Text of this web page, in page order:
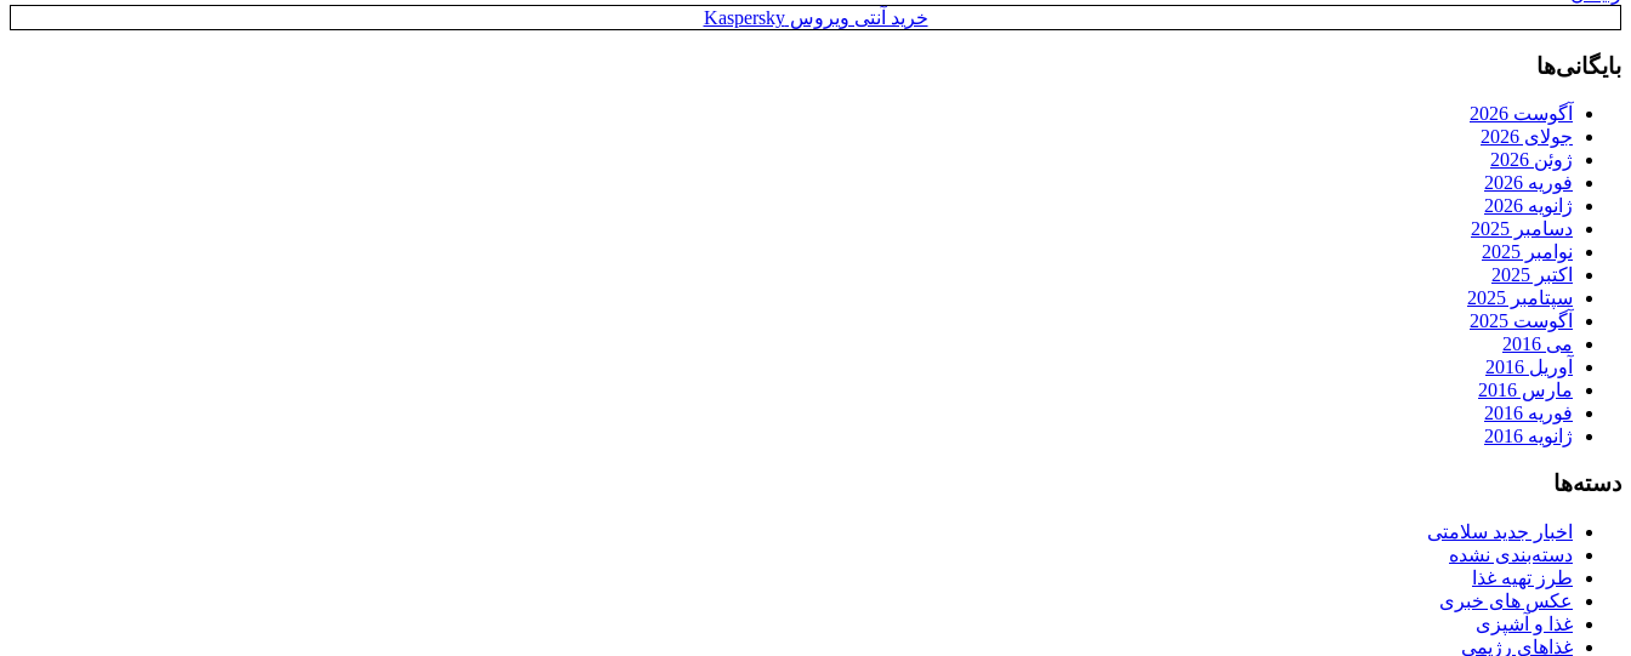
خرید آنتی ویروس Kaspersky
بایگانی‌ها
آگوست 2026
جولای 2026
ژوئن 2026
فوریه 2026
ژانویه 2026
دسامبر 2025
نوامبر 2025
اکتبر 2025
سپتامبر 2025
آگوست 2025
می 2016
آوریل 2016
مارس 2016
فوریه 2016
ژانویه 2016
دسته‌ها
اخبار جدید سلامتی
دسته‌بندی نشده
طرز تهیه غذا
عکس های خبری
غذا و آشپزی
غذاهای رژیمی